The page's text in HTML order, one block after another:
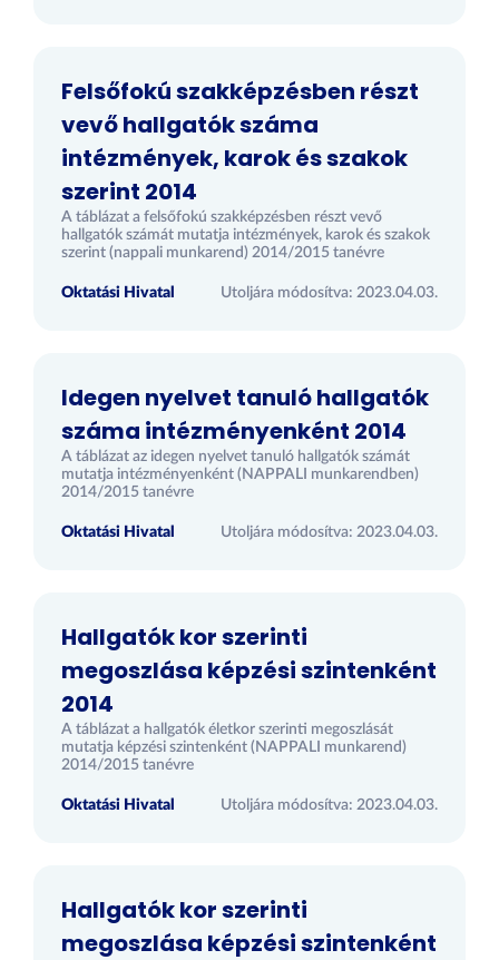
Felsőfokú szakképzésben részt
vevő hallgatók száma
intézmények, karok és szakok
szerint 2014
A táblázat a felsőfokú szakképzésben részt vevő
hallgatók számát mutatja intézmények, karok és szakok
szerint (nappali munkarend) 2014/2015 tanévre
Oktatási Hivatal Utoljára módosítva: 2023.04.03.
Idegen nyelvet tanuló hallgatók
száma intézményenként 2014
A táblázat az idegen nyelvet tanuló hallgatók számát
mutatja intézményenként (NAPPALI munkarendben)
2014/2015 tanévre
Oktatási Hivatal Utoljára módosítva: 2023.04.03.
Hallgatók kor szerinti
megoszlása képzési szintenként
2014
A táblázat a hallgatók életkor szerinti megoszlását
mutatja képzési szintenként (NAPPALI munkarend)
2014/2015 tanévre
Oktatási Hivatal Utoljára módosítva: 2023.04.03.
Hallgatók kor szerinti
megoszlása képzési szintenként